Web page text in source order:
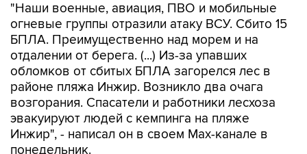
"Наши военные, авиация, ПВО и мобильные
огневые группы отразили атаку ВСУ. Сбито 15
БПЛА. Преимущественно над морем и на
отдалении от берега. (...) Из-за упавших
обломков от сбитых БПЛА загорелся лес в
районе пляжа Инжир. Возникло два очага
возгорания. Спасатели и работники лесхоза
эвакуируют людей с кемпинга на пляже
Инжир", - написал он в своем Мах-канале в
понедельник.